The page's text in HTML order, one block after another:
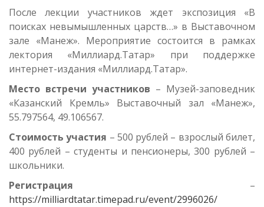
После лекции участников ждет экспозиция «В
поисках невымышленных царств…» в Выставочном
зале «Манеж». Мероприятие состоится в рамках
лектория «Миллиард.Татар» при поддержке
интернет-издания «Миллиард.Татар».
Место встречи участников – Музей-заповедник
«Казанский Кремль» Выставочный зал «Манеж»,
55.797564, 49.106567.
Стоимость участия – 500 рублей – взрослый билет,
400 рублей – студенты и пенсионеры, 300 рублей –
школьники.
Регистрация –
https://milliardtatar.timepad.ru/event/2996026/